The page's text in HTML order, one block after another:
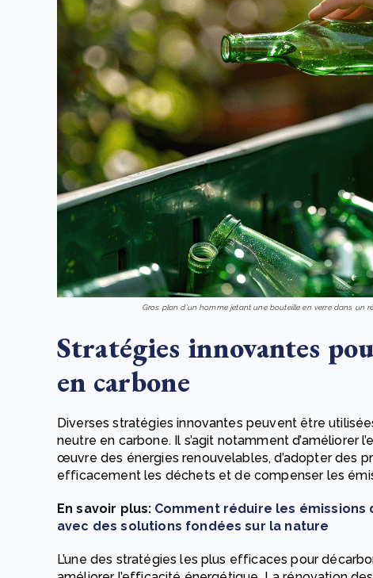
Gros plan d'un homme jetant une bouteille en verre dans un
Stratégies innovantes
en carbone
Diverses stratégies innovantes peuvent être
neutre en carbone. Il s’agit notamment d’améliorer
œuvre des énergies renouvelables, d’adopter des
efficacement les déchets et de compenser les
En savoir plus: Comment réduire les
avec des solutions fondées sur la nature
L’une des stratégies les plus efficaces pour